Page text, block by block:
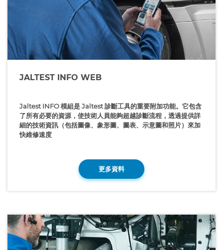
JALTEST INFO WEB
Jaltest INFO 模組是 Jaltest 診斷工具的重要附加功能。它包含
了所有必要的資源，使技術人員能夠超越診斷流程，透過提供詳
細的技術資訊（包括圖像、象形圖、圖表、示意圖和照片）來加
快維修速度
更多資料